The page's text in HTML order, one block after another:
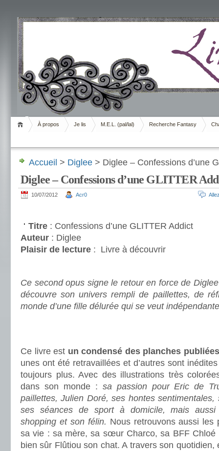
Livrement
À propos Je lis M.E.L. (pal/lal) Recherche Fantasy
Accueil > Diglee > Diglee – Confessions d’une
Diglee – Confessions d’une GLITTER
10/07/2012 Acr0
Titre : Confessions d’une GLITTER Addict
Auteur : Diglee
Plaisir de lecture : Livre à découvrir
Ce second opus signe le retour en force de
découvre son univers rempli de paillettes, de
monde d’une fille délurée qui se veut
Ce livre est un condensé des planches publiées
unes ont été retravaillées et d’autres sont
toujours plus. Avec des illustrations très
dans son monde : sa passion pour Eric de
paillettes, Julien Doré, ses hontes
ses séances de sport à domicile, mais
shopping et son félin. Nous retrouvons aussi les
sa vie : sa mère, sa sœur Charco, sa BFF Chloé
bien sûr Flûtiou son chat. A travers son